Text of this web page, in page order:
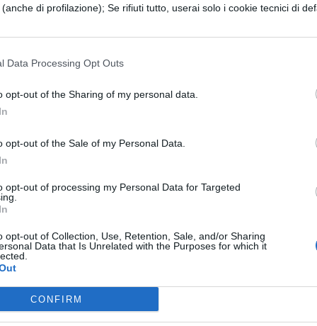
di profilazione); Se rifiuti tutto, userai solo i cookie tecnici di
Data Processing Opt Outs
opt-out of the Sharing of my personal data.
opt-out of the Sale of my Personal Data.
opt-out of processing my Personal Data for Targeted
opt-out of Collection, Use, Retention, Sale, and/or Sharing
Data that Is Unrelated with the Purposes for which it
CONFIRM
“moltiplicati, tanto che non si sa bene cosa
collezione di auto e moto vecchie e di lusso,
di kart. Montato in cima cancello
Piper (numero di coda HK-617-P) che ha
di cocaina verso gli Stati Uniti.
esotico, tanti ippopotami felici (attenzione
del boss che sta lentamente cadendo in
per dormire nel Ranch di Pablo Escobar.
tra Bogotà e Medellin.